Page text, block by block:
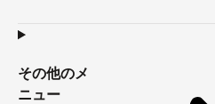
その他のメ
ニュー